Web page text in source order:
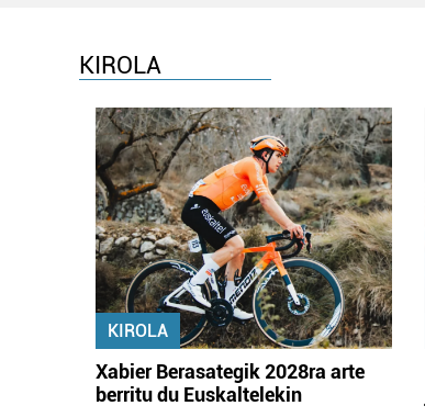
KIROLA
KIROLA
Xabier Berasategik 2028ra arte
berritu du Euskaltelekin